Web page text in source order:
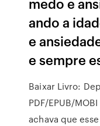
ando a
e
e sempre
Baixar Livro:
PDF/EPUB/
achava que